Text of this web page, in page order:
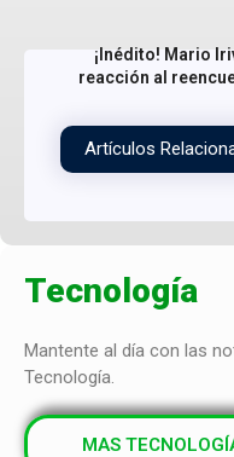
¡Inédito! Mario
reacción al
Artículos
Tecnología
Mantente al día con las
Tecnología.
MAS